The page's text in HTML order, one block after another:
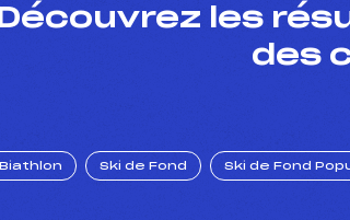
Découvrez les
des
Biathlon Ski de Fond Ski de Fond